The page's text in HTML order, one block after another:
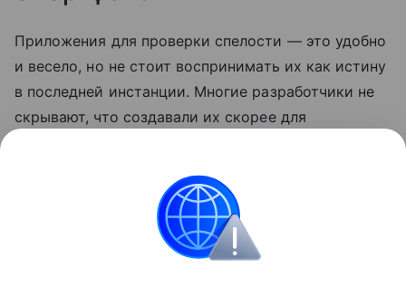
Приложения для проверки спелости — это удобно
и весело, но не стоит воспринимать их как истину
в последней инстанции. Многие разработчики не
скрывают, что создавали их скорее для
Лайфхаки